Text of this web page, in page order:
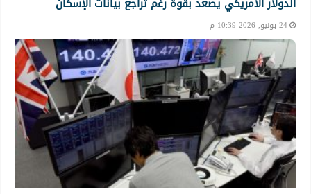
24 يونيو, 2026 10:39 م